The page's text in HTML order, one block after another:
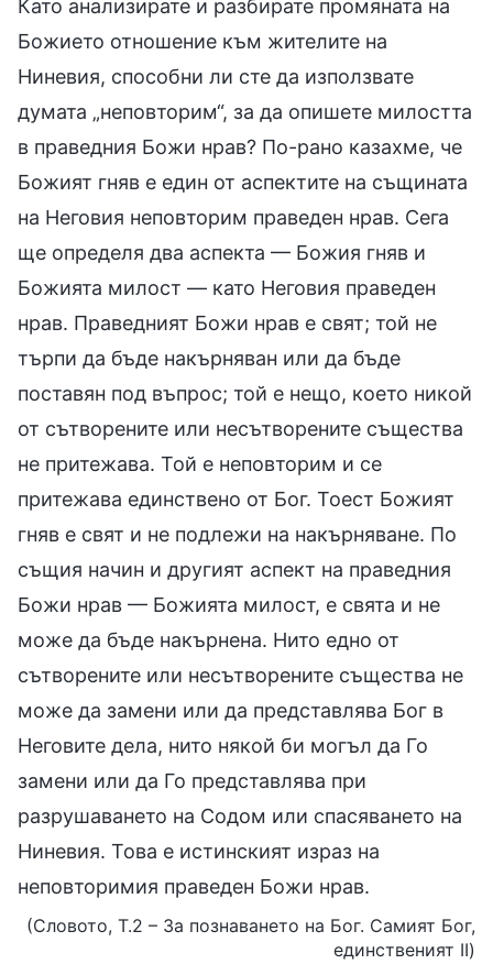
Като анализирате и разбирате промяната на
Божието отношение към жителите на
Ниневия, способни ли сте да използвате
думата „неповторим“, за да опишете милостта
в праведния Божи нрав? По-рано казахме, че
Божият гняв е един от аспектите на същината
на Неговия неповторим праведен нрав. Сега
ще определя два аспекта — Божия гняв и
Божията милост — като Неговия праведен
нрав. Праведният Божи нрав е свят; той не
търпи да бъде накърняван или да бъде
поставян под въпрос; той е нещо, което никой
от сътворените или несътворените същества
не притежава. Той е неповторим и се
притежава единствено от Бог. Тоест Божият
гняв е свят и не подлежи на накърняване. По
същия начин и другият аспект на праведния
Божи нрав — Божията милост, е свята и не
може да бъде накърнена. Нито едно от
сътворените или несътворените същества не
може да замени или да представлява Бог в
Неговите дела, нито някой би могъл да Го
замени или да Го представлява при
разрушаването на Содом или спасяването на
Ниневия. Това е истинският израз на
неповторимия праведен Божи нрав.
(Словото, Т.2 – За познаването на Бог. Самият Бог,
единственият II)